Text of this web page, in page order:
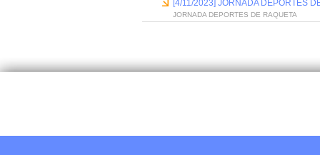
[4/11/2023] JORNADA DEPORTES
JORNADA DEPORTES DE RAQUETA